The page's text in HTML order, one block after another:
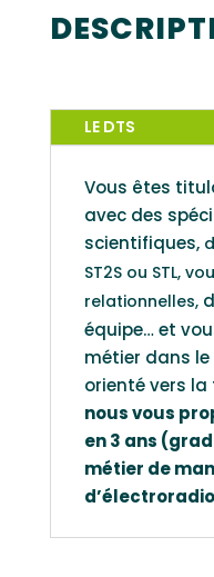
LE DTS
Vous êtes
avec des
scientifiques,
ST2S ou STL,
relationnelles,
équipe… et
métier dans
orienté vers la
nous vous
en 3 ans
métier de